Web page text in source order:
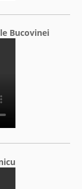
Bucovinei